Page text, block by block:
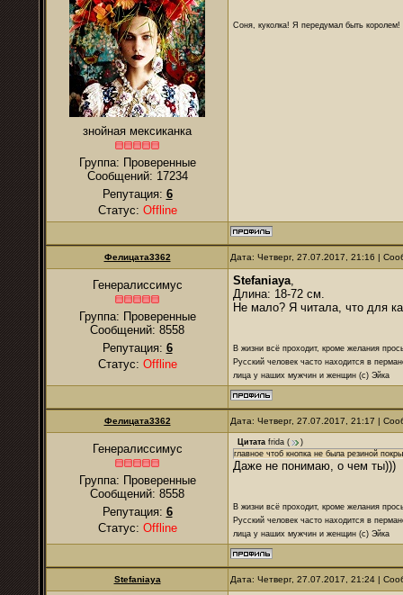
знойная мексиканка
Группа: Проверенные
Сообщений: 17234
Репутация: 6
Статус: Offline
Соня, куколка! Я передумал быть
Фелицата3362 Дата: Четверг, 27.07.2017, 21:16 |
Генералиссимус
Группа: Проверенные
Сообщений: 8558
Репутация: 6
Статус: Offline
Stefaniaya,
Длина: 18-72 см.
Не мало? Я читала, что для
В жизни всё проходит, кроме желания
Русский человек часто находится в
лица у наших мужчин и женщин (с) Эйка
Фелицата3362 Дата: Четверг, 27.07.2017, 21:17 |
Генералиссимус
Группа: Проверенные
Сообщений: 8558
Репутация: 6
Статус: Offline
Цитата frida (
)
главное чтоб кнопка не была резиной
Даже не понимаю, о чем ты)))
В жизни всё проходит, кроме желания
Русский человек часто находится в
лица у наших мужчин и женщин (с) Эйка
Stefaniaya Дата: Четверг, 27.07.2017, 21:24 |